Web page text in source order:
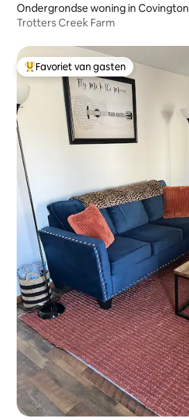
Ondergrondse woning in Covington
Trotters Creek Farm
Topfavoriet van gasten
Favoriet van gasten